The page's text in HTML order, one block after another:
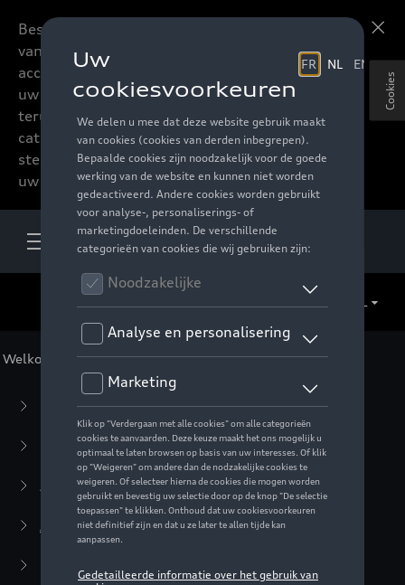
Beste accessoires-lovers,
vanaf nu kan u het hele
accessoire assortiment van
uw favoriete merk
terugvinden in de online
catalogus. Deze kunnen
steeds besteld worden via
uw verdeler.
Welkom Voor u >Audi Sport Collectie > Accessoires
Business Collectie(59)
Casual Collectie(57)
Active Collectie(30)
Audi Sport Collectie(63)
Cookies